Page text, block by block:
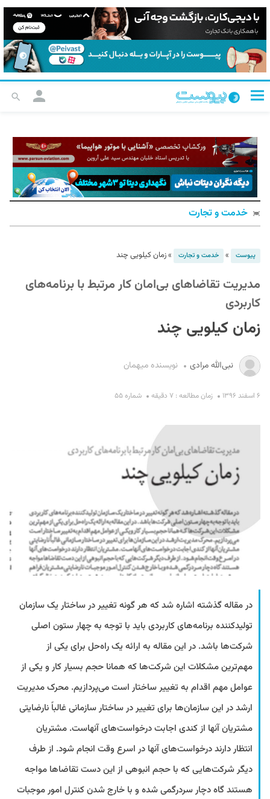
خدمت و تجارت
پیوست » خدمت و تجارت »زمان کیلویی چند
مدیریت تقاضاهای بی‌امان کار مرتبط با برنامه‌های
کاربردی
زمان کیلویی چند
نبی‌الله مرادی نویسنده میهمان
۶ اسفند ۱۳۹۶ زمان مطالعه : ۷ دقیقه شماره ۵۵
در مقاله گذشته اشاره شد که هر گونه تغییر در ساختار یک سازمان
تولیدکننده برنامه‌های کاربردی باید با توجه به چهار ستون اصلی
شرکت‌ها باشد. در این مقاله به ارائه یک راه‌حل برای یکی از
مهم‌ترین مشکلات این شرکت‌ها که همانا حجم بسیار کار و یکی از
عوامل مهم اقدام به تغییر ساختار است می‌پردازیم. محرک مدیریت
ارشد در این سازمان‌ها برای تغییر در ساختار سازمانی غالباً نارضایتی
مشتریان آنها از کندی اجابت درخواست‌های آنهاست. مشتریان
انتظار دارند درخواست‌های آنها در اسرع وقت انجام شود. از طرف
دیگر شرکت‌هایی که با حجم انبوهی از این دست تقاضاها مواجه
هستند گاه دچار سردرگمی شده و با خارج شدن کنترل امور موجبات